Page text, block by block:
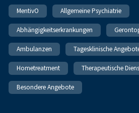
MentivO Allgemeine Psychiatrie
Abhängigkeitserkrankungen
Ambulanzen Tagesklinische
Hometreatment Therapeutische
Besondere Angebote